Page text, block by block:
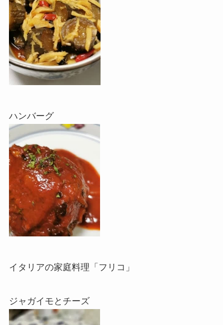
ハンバーグ
イタリアの家庭料理「フリコ」
ジャガイモとチーズ